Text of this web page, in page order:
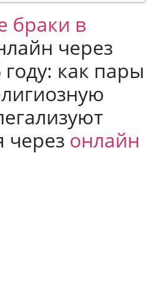
браки в
через
году: как пары
через онлайн